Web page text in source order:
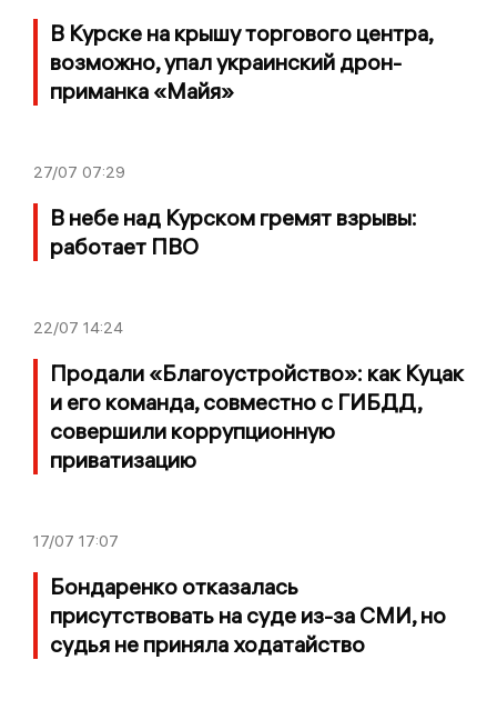
В Курске на крышу торгового центра,
возможно, упал украинский дрон-
приманка «Майя»
27/07 07:29
В небе над Курском гремят взрывы:
работает ПВО
22/07 14:24
Продали «Благоустройство»: как Куцак
и его команда, совместно с ГИБДД,
совершили коррупционную
приватизацию
17/07 17:07
Бондаренко отказалась
присутствовать на суде из-за СМИ, но
судья не приняла ходатайство